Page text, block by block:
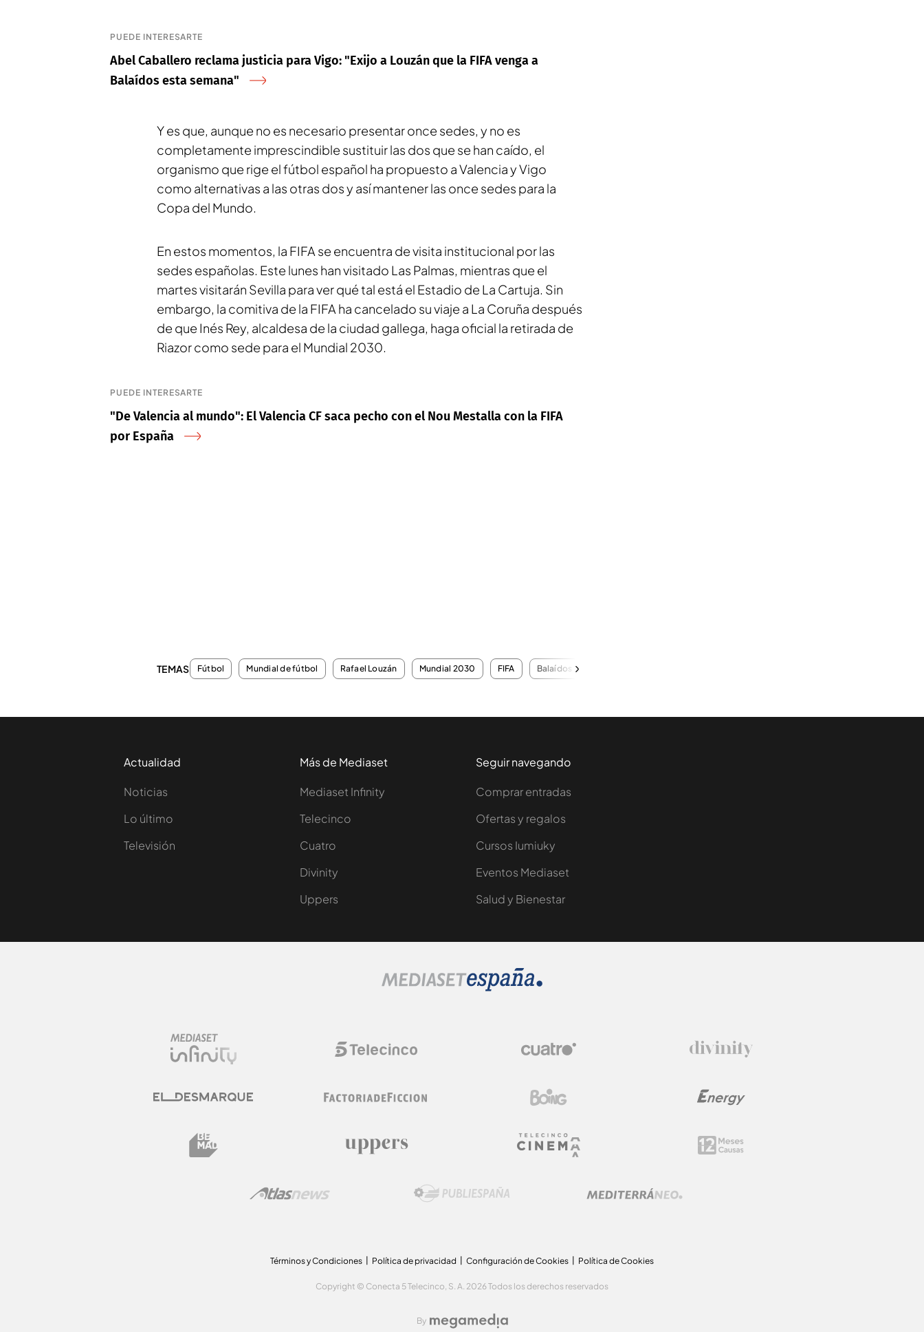
PUEDE INTERESARTE
Abel Caballero reclama justicia para Vigo: "Exijo a Louzán que la FIFA venga a
Balaídos esta semana"
Y es que, aunque no es necesario presentar once sedes, y no es
completamente imprescindible sustituir las dos que se han caído, el
organismo que rige el fútbol español ha propuesto a Valencia y Vigo
como alternativas a las otras dos y así mantener las once sedes para la
Copa del Mundo.
En estos momentos, la FIFA se encuentra de visita institucional por las
sedes españolas. Este lunes han visitado Las Palmas, mientras que el
martes visitarán Sevilla para ver qué tal está el Estadio de La Cartuja. Sin
embargo, la comitiva de la FIFA ha cancelado su viaje a La Coruña después
de que Inés Rey, alcaldesa de la ciudad gallega, haga oficial la retirada de
Riazor como sede para el Mundial 2030.
PUEDE INTERESARTE
"De Valencia al mundo": El Valencia CF saca pecho con el Nou Mestalla con la FIFA
por España
TEMAS Fútbol Mundial de fútbol Rafael Louzán Mundial 2030 FIFA Balaídos
Actualidad
Noticias
Lo último
Televisión
Más de Mediaset
Mediaset Infinity
Telecinco
Cuatro
Divinity
Uppers
Seguir navegando
Comprar entradas
Ofertas y regalos
Cursos Iumiuky
Eventos Mediaset
Salud y Bienestar
Términos y Condiciones Política de privacidad Configuración de Cookies Política de Cookies
Copyright © Conecta 5 Telecinco, S. A. 2026 Todos los derechos reservados
By